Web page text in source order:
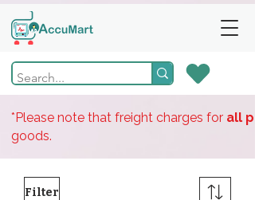
*Please note that freight charges for all
goods.
Filter